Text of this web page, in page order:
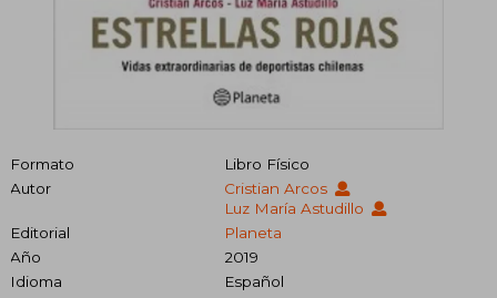
Formato
Libro Físico
Autor
Cristian Arcos
Luz María Astudillo
Editorial
Planeta
Año
2019
Idioma
Español